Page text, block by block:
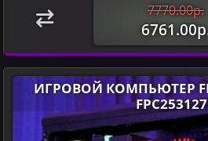
7770.00р.
ИГРОВОЙ КОМПЬЮТЕР